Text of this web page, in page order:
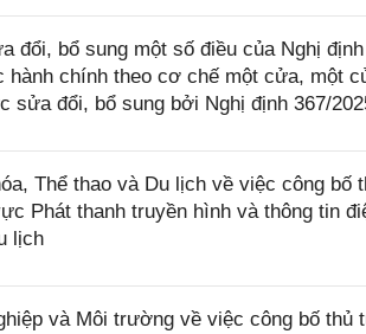
đổi, bổ sung một số điều của Nghị
chính theo cơ chế một cửa, một
sửa đổi, bổ sung bởi Nghị định 367/
Thể thao và Du lịch về việc công bố
Phát thanh truyền hình và thông tin
lịch
và Môi trường về việc công bố